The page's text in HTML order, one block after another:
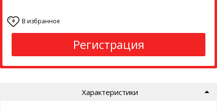
0 В избранное
Регистрация
Характеристики